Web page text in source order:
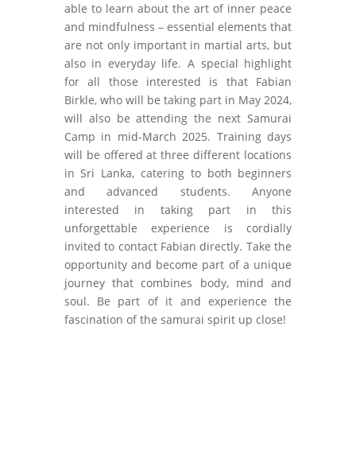
able to learn about the art of inner peace
and mindfulness – essential elements that
are not only important in martial arts, but
also in everyday life. A special highlight
for all those interested is that Fabian
Birkle, who will be taking part in May 2024,
will also be attending the next Samurai
Camp in mid-March 2025. Training days
will be offered at three different locations
in Sri Lanka, catering to both beginners
and advanced students. Anyone
interested in taking part in this
unforgettable experience is cordially
invited to contact Fabian directly. Take the
opportunity and become part of a unique
journey that combines body, mind and
soul. Be part of it and experience the
fascination of the samurai spirit up close!